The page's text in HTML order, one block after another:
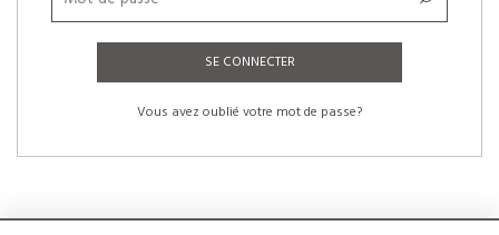
SE CONNECTER
Vous avez oublié votre mot de passe?